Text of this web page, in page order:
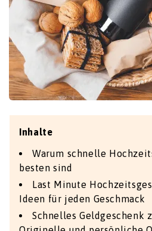
Inhalte
Warum schnelle
besten sind
Last Minute
Ideen für jeden Geschmack
Schnelles Geldgeschenk